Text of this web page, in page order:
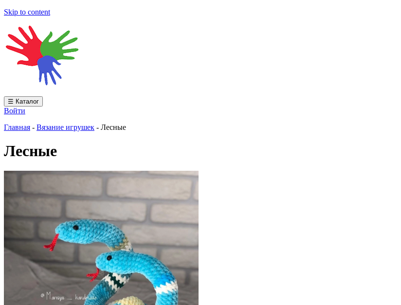
Skip to content
☰ Каталог
Войти
Главная - Вязание игрушек - Лесные
Лесные